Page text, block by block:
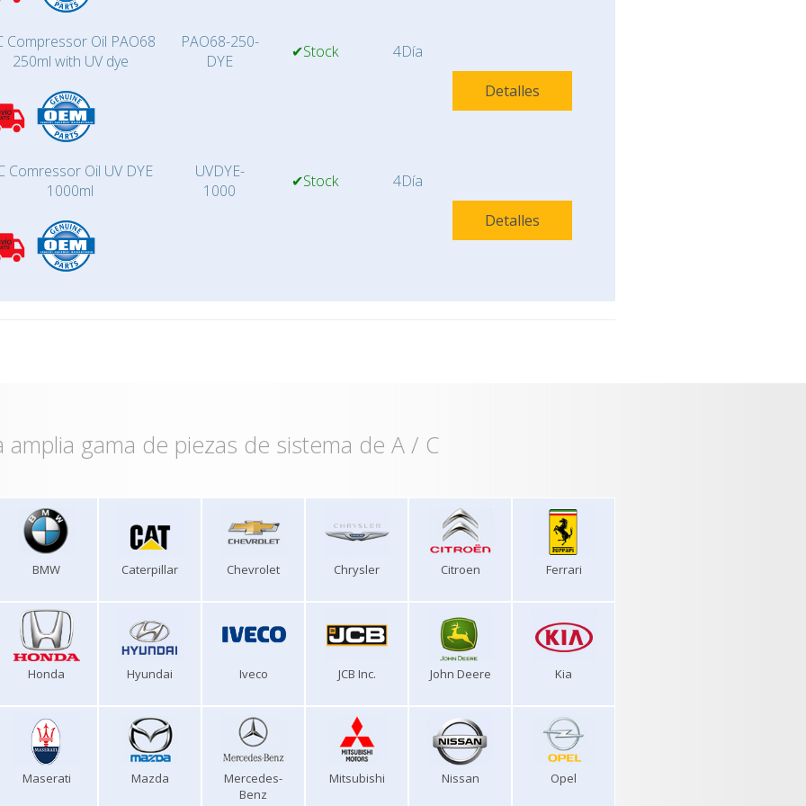
Compressor Oil PAO68
250ml with UV dye
PAO68-250-
DYE
✔Stock
4Día
Detalles
Comressor Oil UV DYE
1000ml
UVDYE-
1000
✔Stock
4Día
Detalles
amplia gama de piezas de sistema de A / C
BMW Caterpillar Chevrolet Chrysler Citroen Ferrari
Honda Hyundai Iveco JCB Inc. John Deere Kia
Maserati Mazda
Mercedes-
Benz
Mitsubishi Nissan Opel